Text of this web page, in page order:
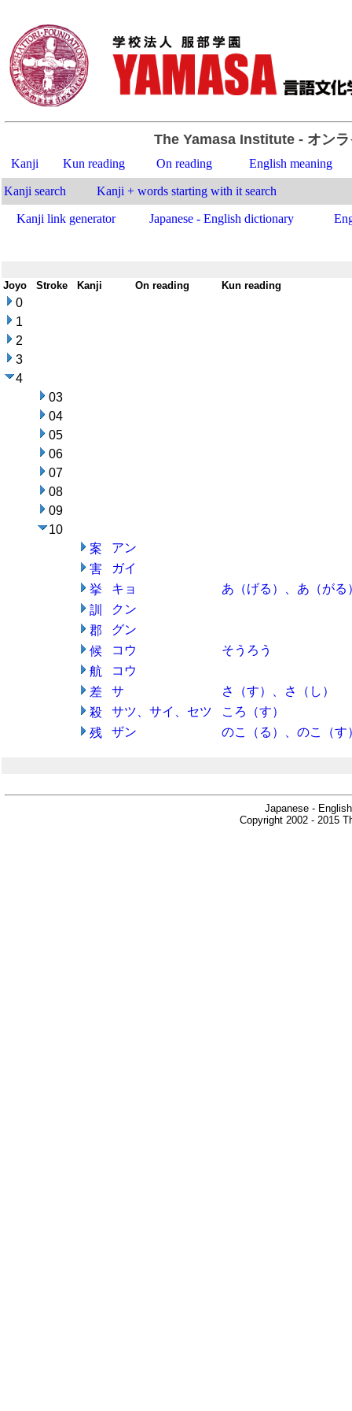
The Yamasa Institute- オンラ
Kanji Kun reading On reading English meaning
Kanji search Kanji + words starting with it search
Kanji link generator Japanese - English dictionary
Joyo Stroke Kanji On reading Kun reading
0
1
2
3
4
03
04
05
06
07
08
09
10
案
アン
害
ガイ
挙
キョ
あ（げる）、あ（がる
訓
クン
郡
グン
候
コウ
そうろう
航
コウ
差
サ
さ（す）、さ（し）
殺
サツ、サイ、セツ
ころ（す）
残
ザン のこ（る）、のこ（す
Japanese -
Copyright 2002 - 2015